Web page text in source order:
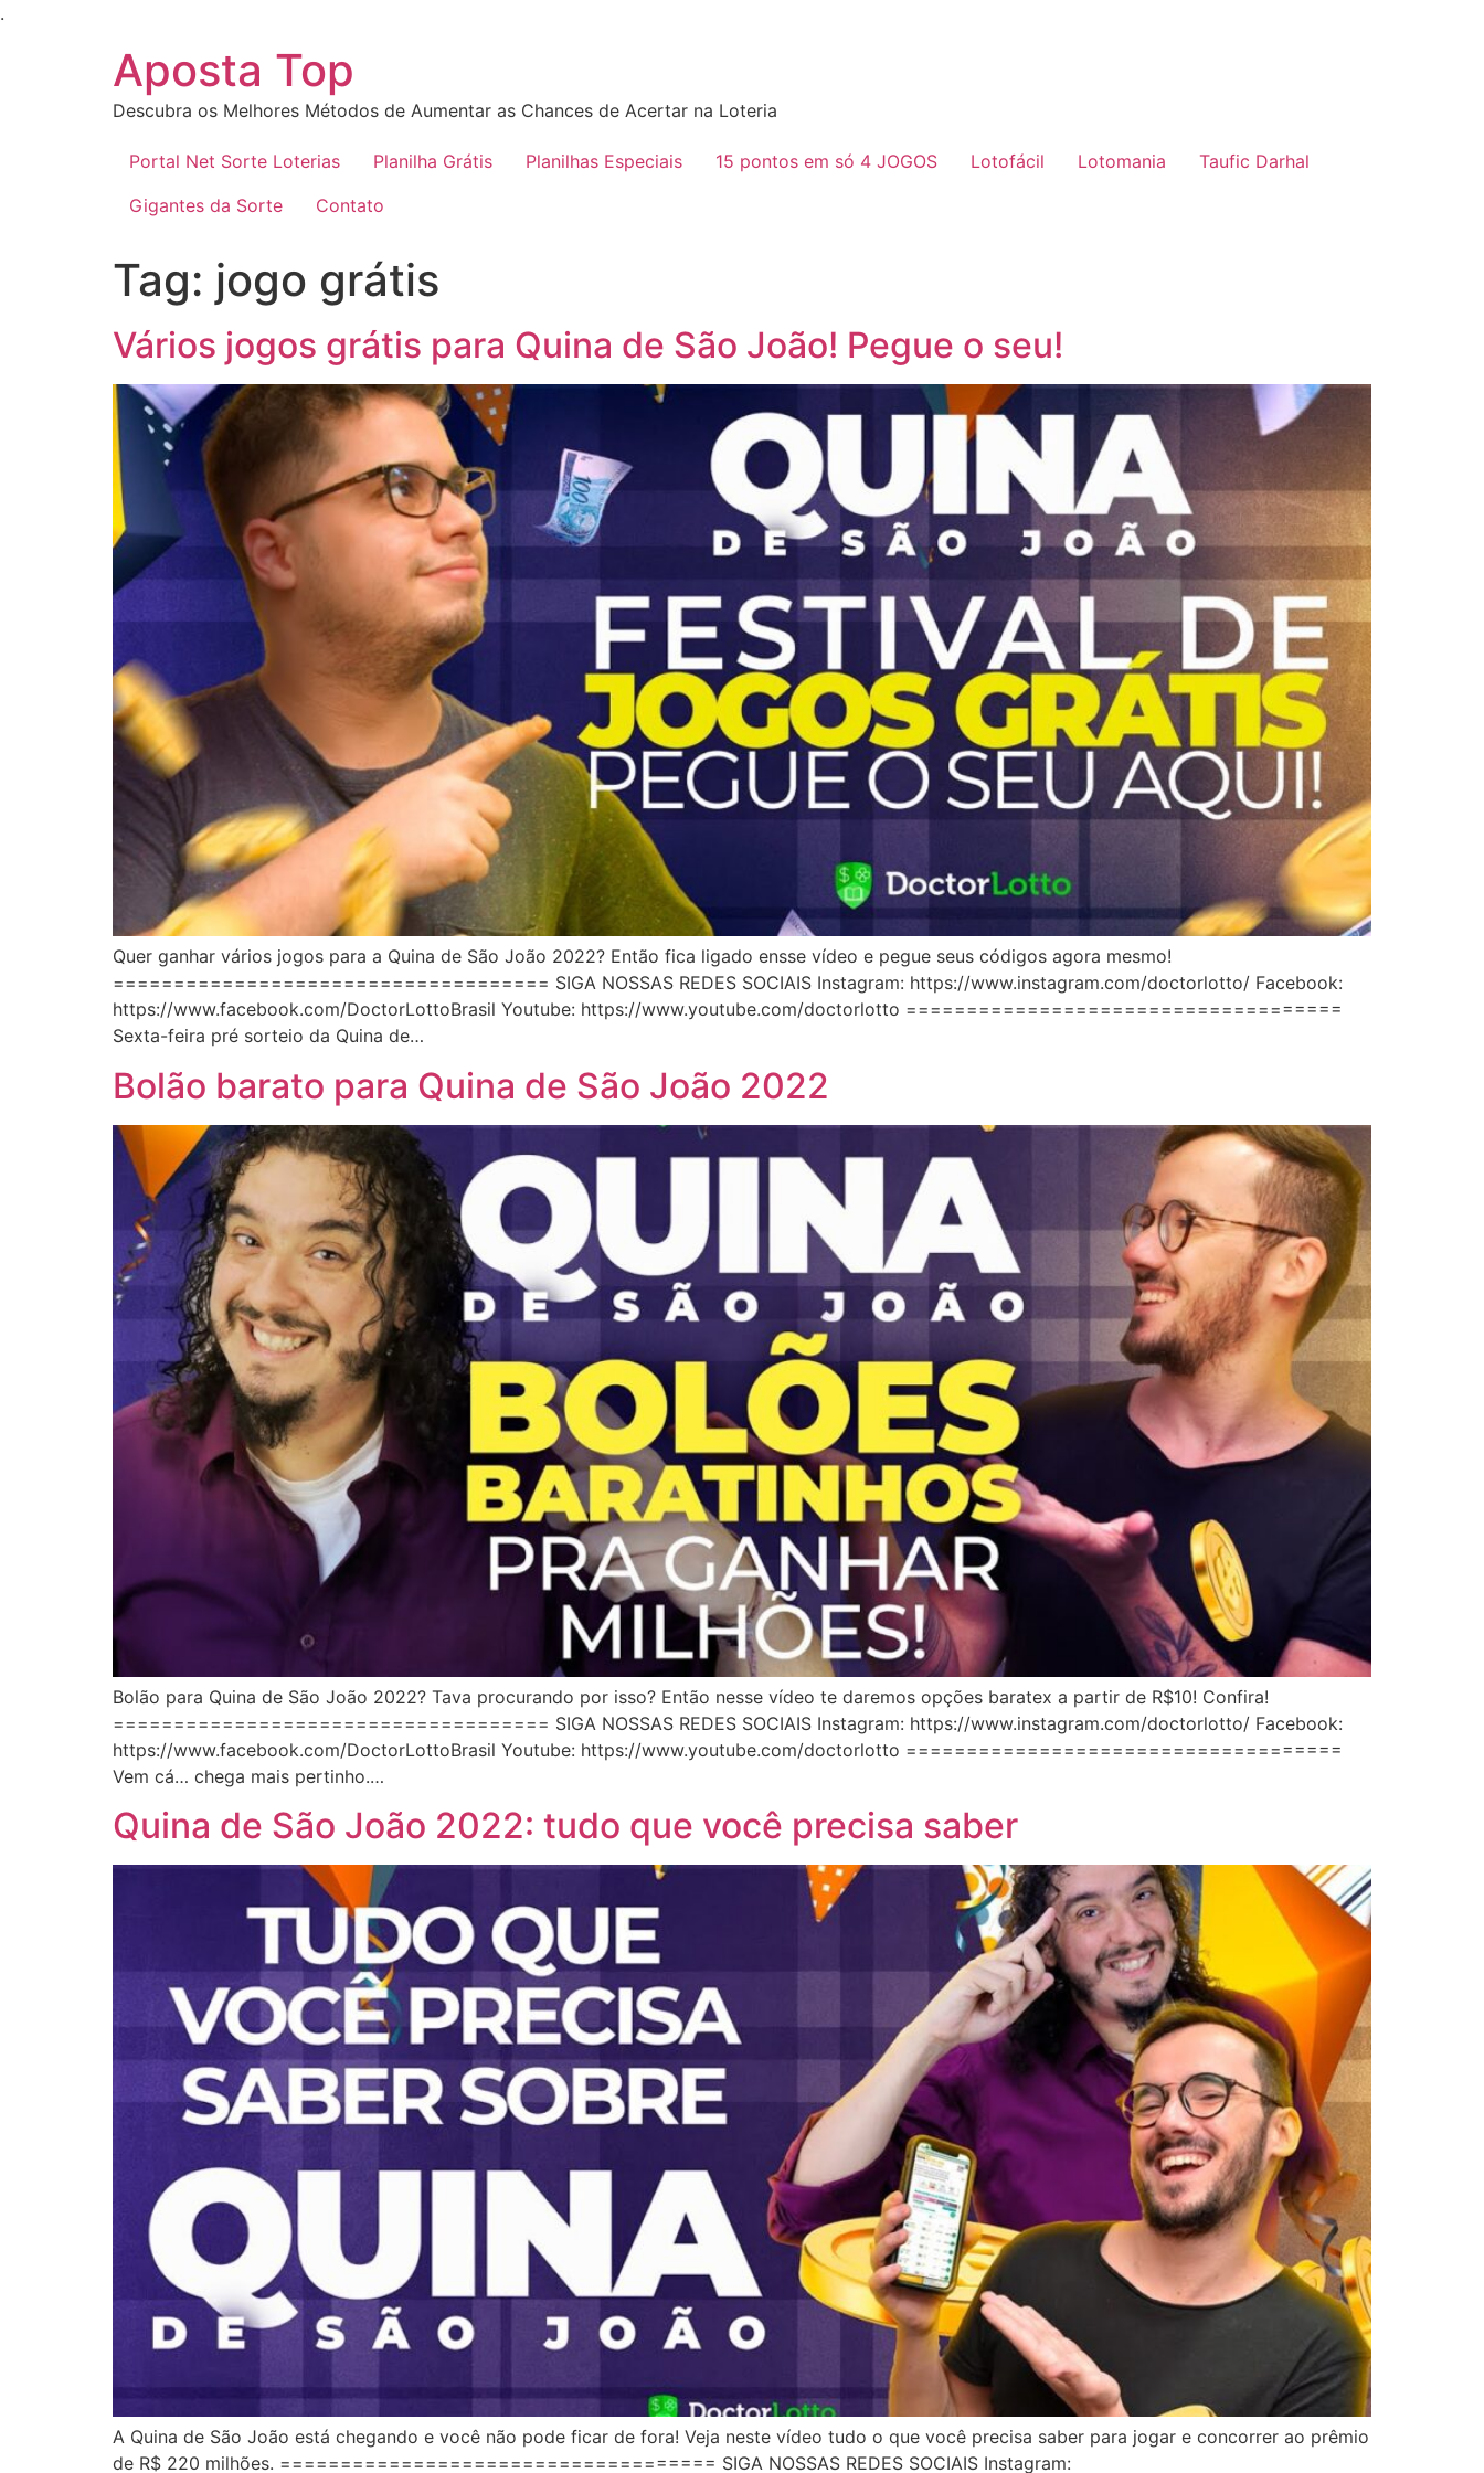
.
Aposta Top
Descubra os Melhores Métodos de Aumentar as Chances de Acertar na Loteria
Portal Net Sorte Loterias Planilha Grátis Planilhas Especiais 15 pontos em só 4 JOGOS Lotofácil Lotomania
Taufic Darhal
Gigantes da Sorte
Contato
Tag: jogo grátis
Vários jogos grátis para Quina de São João! Pegue o seu!
Quer ganhar vários jogos para a Quina de São João 2022? Então fica ligado ensse vídeo e pegue seus códigos agora mesmo!
==================================== SIGA NOSSAS REDES SOCIAIS Instagram: https://www.instagram.com/doctorlotto/ Facebook:
https://www.facebook.com/DoctorLottoBrasil Youtube: https://www.youtube.com/doctorlotto ====================================
Sexta-feira pré sorteio da Quina de…
Bolão barato para Quina de São João 2022
Bolão para Quina de São João 2022? Tava procurando por isso? Então nesse vídeo te daremos opções baratex a partir de R$10! Confira!
==================================== SIGA NOSSAS REDES SOCIAIS Instagram: https://www.instagram.com/doctorlotto/ Facebook:
https://www.facebook.com/DoctorLottoBrasil Youtube: https://www.youtube.com/doctorlotto ====================================
Vem cá… chega mais pertinho.…
Quina de São João 2022: tudo que você precisa saber
A Quina de São João está chegando e você não pode ficar de fora! Veja neste vídeo tudo o que você precisa saber para jogar e concorrer ao prêmio
de R$ 220 milhões. ==================================== SIGA NOSSAS REDES SOCIAIS Instagram: